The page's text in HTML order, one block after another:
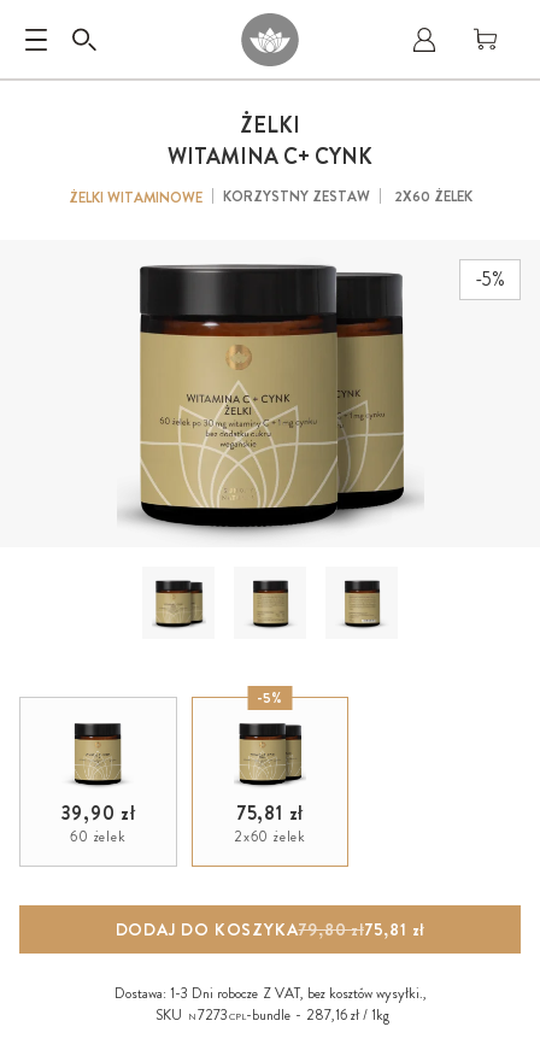
-5%
ŻELKI
WITAMINA C+ CYNK
ŻELKI WITAMINOWE KORZYSTNY ZESTAW 2X60 ŻELEK
39,90 zł
60 żelek
-5%
75,81 zł
2x60 żelek
DODAJ DO KOSZYKA 75,81 zł
79,80 zł
Dostawa: 1-3 Dni robocze Z VAT, bez kosztów wysyłki.,
SKU
N7273CPL-bundle 287,16 zł / 1kg